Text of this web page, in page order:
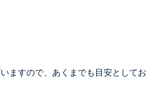
ますので、あくまでも目安としてお